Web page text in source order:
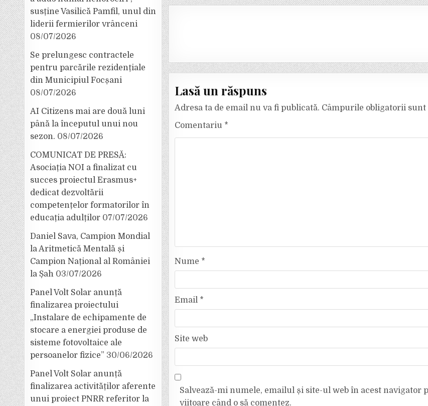
Lasă un răspuns
Adresa ta de email nu va fi publicată. Câmpurile obligatorii sunt
Comentariu *
Nume *
Email *
Site web
Salvează-mi numele, emailul și site-ul web în acest navigator
viitoare când o să comentez.
susține Vasilică Pamfil, unul din
liderii fermierilor vrânceni
08/07/2026
Se prelungesc contractele
pentru parcările rezidențiale
din Municipiul Focșani
08/07/2026
AI Citizens mai are două luni
până la începutul unui nou
sezon. 08/07/2026
COMUNICAT DE PRESĂ:
Asociația NOI a finalizat cu
succes proiectul Erasmus+
dedicat dezvoltării
competențelor formatorilor în
educația adulților 07/07/2026
Daniel Sava, Campion Mondial
la Aritmetică Mentală și
Campion Național al României
la Șah 03/07/2026
Panel Volt Solar anunță
finalizarea proiectului
„Instalare de echipamente de
stocare a energiei produse de
sisteme fotovoltaice ale
persoanelor fizice” 30/06/2026
Panel Volt Solar anunță
finalizarea activităților aferente
unui proiect PNRR referitor la